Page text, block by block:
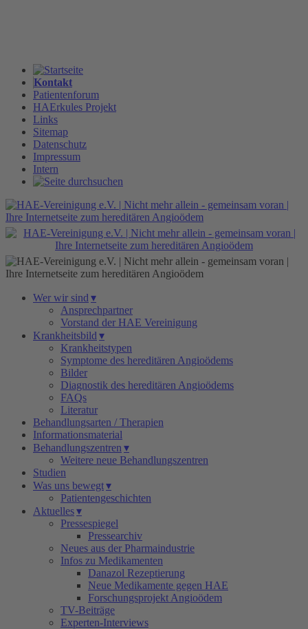
Kontakt
Patientenforum
HAErkules Projekt
Links
Sitemap
Datenschutz
Impressum
Intern
Wer wir sind ▾
Ansprechpartner
Vorstand der HAE Vereinigung
Krankheitsbild ▾
Krankheitstypen
Symptome des hereditären Angioödems
Bilder
Diagnostik des hereditären Angioödems
FAQs
Literatur
Behandlungsarten / Therapien
Informationsmaterial
Behandlungszentren ▾
Weitere neue Behandlungszentren
Studien
Was uns bewegt▾
Patientengeschichten
Aktuelles▾
Pressespiegel
Pressearchiv
Neues aus der Pharmaindustrie
Infos zu Medikamenten
Danazol Rezeptierung
Neue Medikamente gegen HAE
Forschungsprojekt Angioödem
TV-Beiträge
Experten-Interviews